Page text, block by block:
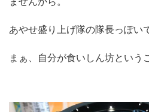
あやせ盛り上げ隊の隊長っぽい
まぁ、自分が食いしん坊という